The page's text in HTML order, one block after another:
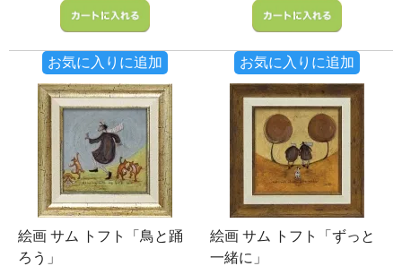
お気に入りに追加 お気に入りに追加
絵画 サム トフト「鳥と踊
ろう」
絵画 サム トフト「ずっと
一緒に」